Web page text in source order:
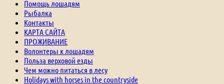
Помощь лошадям
Рыбалка
Контакты
КАРТА САЙТА
ПРОЖИВАНИЕ
Волонтеры к лошадям
Польза верховой езды
Чем можно питаться в лесу
Holidays with horses in the countryside